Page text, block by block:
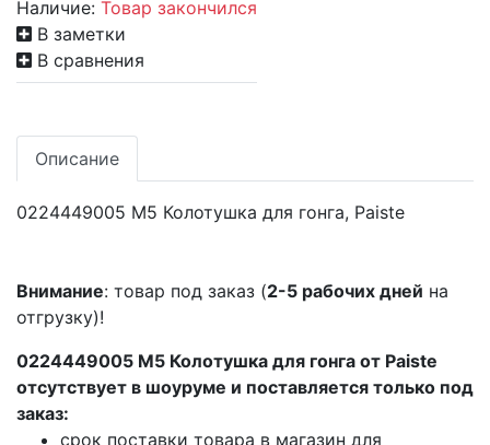
Наличие: Товар закончился
В заметки
В сравнения
Описание
0224449005 М5 Колотушка для гонга, Paiste
Внимание: товар под заказ (2-5 рабочих дней на
отгрузку)!
0224449005 М5 Колотушка для гонга от Paiste
отсутствует в шоуруме и поставляется только под
заказ:
срок поставки товара в магазин для